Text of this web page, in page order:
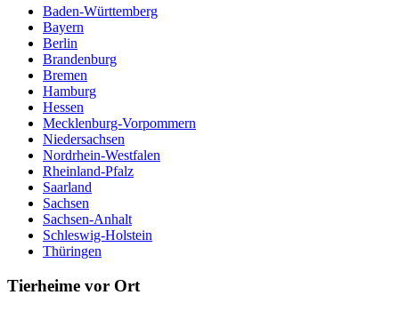
Baden-Württemberg
Bayern
Berlin
Brandenburg
Bremen
Hamburg
Hessen
Mecklenburg-Vorpommern
Niedersachsen
Nordrhein-Westfalen
Rheinland-Pfalz
Saarland
Sachsen
Sachsen-Anhalt
Schleswig-Holstein
Thüringen
Tierheime vor Ort